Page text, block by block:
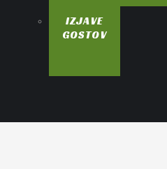
IZJAVE
GOSTOV